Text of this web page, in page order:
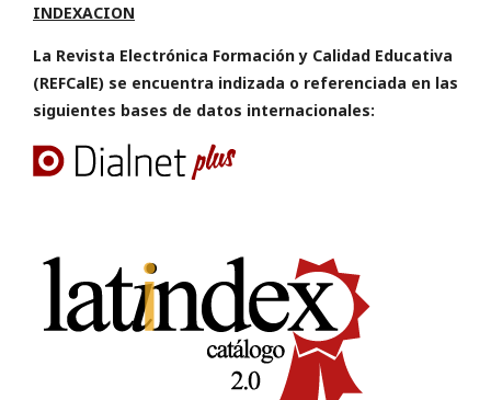
INDEXACION
La Revista Electrónica Formación y Calidad Educativa
(REFCalE) se encuentra indizada o referenciada en las
siguientes bases de datos internacionales: